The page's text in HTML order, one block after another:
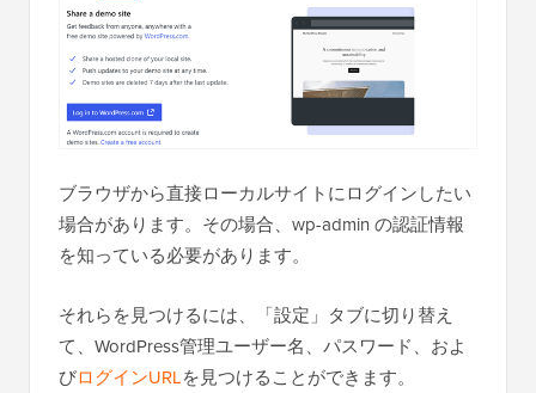
ブラウザから直接ローカルサイトにログインしたい
場合があります。その場合、wp-admin の認証情報
を知っている必要があります。
それらを見つけるには、「設定」タブに切り替え
て、WordPress管理ユーザー名、パスワード、およ
びログインURLを見つけることができます。